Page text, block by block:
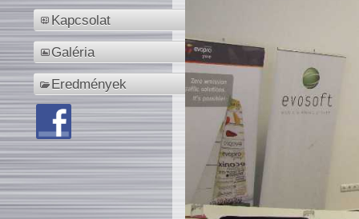
Kapcsolat
Galéria
Eredmények